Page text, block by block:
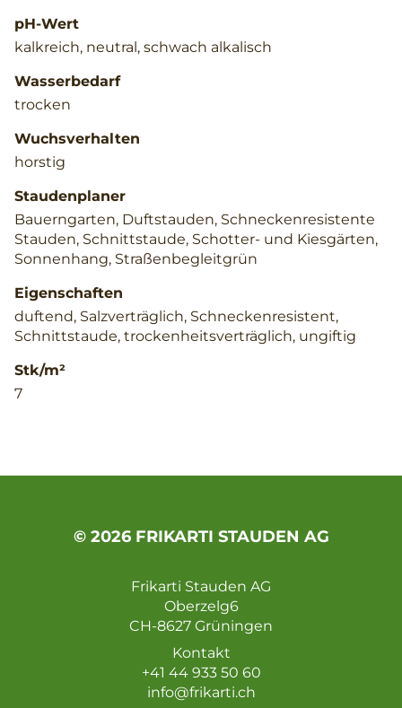
pH-Wert
kalkreich, neutral, schwach alkalisch
Wasserbedarf
trocken
Wuchsverhalten
horstig
Staudenplaner
Bauerngarten, Duftstauden, Schneckenresistente
Stauden, Schnittstaude, Schotter- und Kiesgärten,
Sonnenhang, Straßenbegleitgrün
Eigenschaften
duftend, Salzverträglich, Schneckenresistent,
Schnittstaude, trockenheitsverträglich, ungiftig
Stk/m²
7
© 2026 FRIKARTI STAUDEN AG
Frikarti Stauden AG
Oberzelg6
CH-8627 Grüningen
Kontakt
+41 44 933 50 60
info@frikarti.ch